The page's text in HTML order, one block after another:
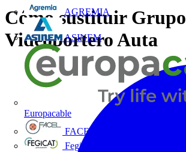
AGREMIA
ASINEM
Europacable
FACEL
Fegicat
Cómo sustituir
Videoportero Auta